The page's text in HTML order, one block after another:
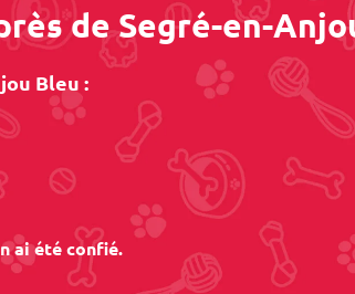
de Segré-en-
Bleu :
ai été confié.